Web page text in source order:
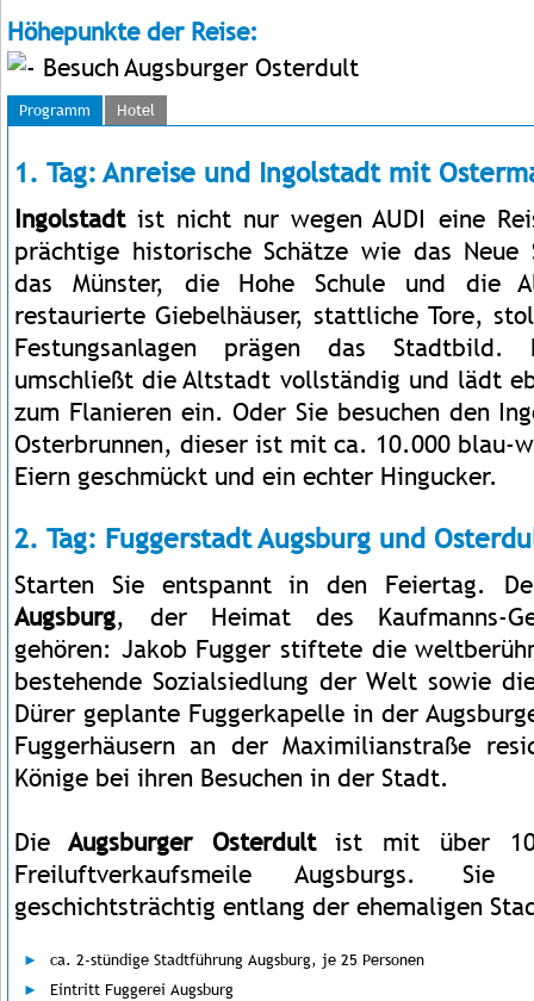
Höhepunkte der Reise:
Besuch Augsburger Osterdult
Programm Hotel
1. Tag: Anreise und Ingolstadt mit
Ingolstadtist nicht nur wegen AUDI eine
prächtige historische Schätze wie das Neue
das Münster, die Hohe Schule und die
restaurierte Giebelhäuser, stattliche Tore,
Festungsanlagen prägen das
umschließt die Altstadt vollständig und lädt
zum Flanieren ein. Oder Sie besuchen den
Osterbrunnen, dieser ist mit ca. 10.000 blau-
Eiern geschmückt und ein echter Hingucker.
2. Tag: Fuggerstadt Augsburg und
Starten Sie entspannt in den Feiertag.
Augsburg, der Heimat des Kaufmanns-
gehören: Jakob Fugger stiftete die
bestehende Sozialsiedlung der Welt sowie
Dürer geplante Fuggerkapelle in der
Fuggerhäusern an der Maximilianstraße
Könige bei ihren Besuchen in der Stadt.
Die Augsburger Osterdultist mit über
Freiluftverkaufsmeile Augsburgs.
geschichtsträchtig entlang der ehemaligen
ca. 2-stündige Stadtführung Augsburg, je 25 Personen
Eintritt Fuggerei Augsburg